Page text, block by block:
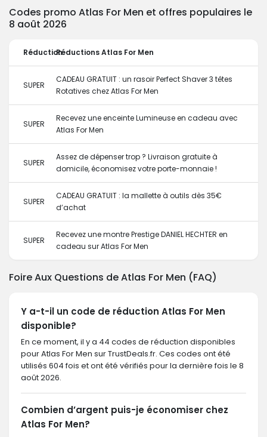
Codes promo Atlas For Men et offres populaires le
8 août 2026
RéductionRéductions Atlas For Men
SUPER
CADEAU GRATUIT : un rasoir Perfect Shaver 3 têtes
Rotatives chez Atlas For Men
SUPER
Recevez une enceinte Lumineuse en cadeau avec
Atlas For Men
SUPER
Assez de dépenser trop ? Livraison gratuite à
domicile, économisez votre porte-monnaie !
SUPER
CADEAU GRATUIT : la mallette à outils dès 35€
d’achat
SUPER
Recevez une montre Prestige DANIEL HECHTER en
cadeau sur Atlas For Men
Foire Aux Questions de Atlas For Men (FAQ)
Y a-t-il un code de réduction Atlas For Men
disponible?
En ce moment, il y a 44 codes de réduction disponibles
pour Atlas For Men sur TrustDeals.fr. Ces codes ont été
utilisés 604 fois et ont été vérifiés pour la dernière fois le 8
août 2026.
Combien d’argent puis-je économiser chez
Atlas For Men?